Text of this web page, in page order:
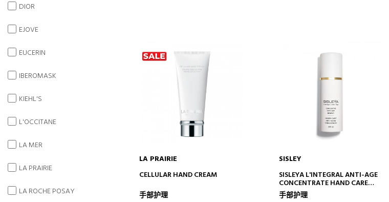
ADD TO CART
LA PRAIRIE
CELLULAR HAND CREAM
手部护理
ADD TO CART
SISLEY
SISLEYA L'INTEGRAL ANTI-AGE
CONCENTRATE HAND CARE
ANTI-AGING HAND CREAM
手部护理
DIOR
EJOVE
EUCERIN
IBEROMASK
KIEHL'S
L'OCCITANE
LA MER
LA PRAIRIE
LA ROCHE POSAY